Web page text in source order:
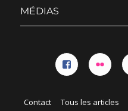
MÉDIAS
Contact Tous les articles